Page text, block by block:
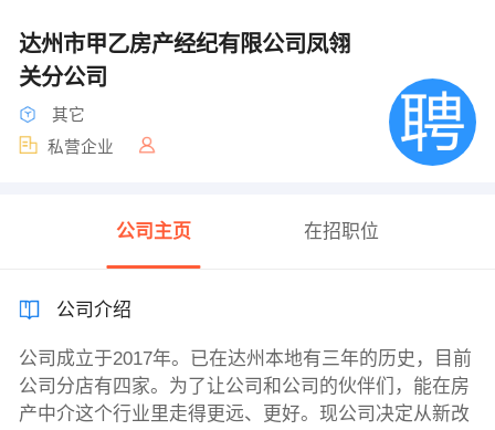
达州市甲乙房产经纪有限公司凤翎
关分公司
其它
私营企业
公司主页 在招职位
公司介绍
公司成立于2017年。已在达州本地有三年的历史，目前
公司分店有四家。为了让公司和公司的伙伴们，能在房
产中介这个行业里走得更远、更好。现公司决定从新改